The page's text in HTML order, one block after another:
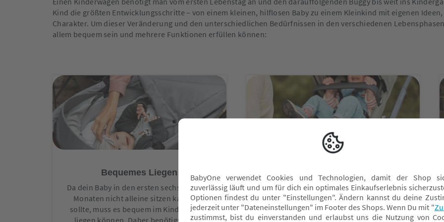
Kind die größten Entwicklungsschritte – von einem kleinen, hilflosen Baby zu einem Kleinkind mit eigenen
Charakter. Um dieser Veränderung und den unterschiedlichen Bedürfnissen in den verschiedenen
allem bequem sein und mehrere Funktionen erfüllen können:
Bequemes Liegen
Da dein Baby in den ersten sechs bis neun
Monaten nicht alleine sitzen kann und
sollte, muss es bequem im Kinderwagen
liegen können. Daher benötigst du zu
Bequemes Sitzen
Nach den neun Monaten muss dein Kind
bequem sitzen können. Doch auch dann
wird es noch ausgiebig im Kinderwagen
schlafen.Der Sportsitz sollte sich daher